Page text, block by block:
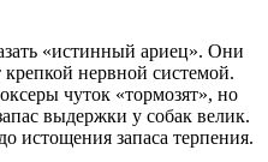
«истинный ариец». Они
нервной системой.
чуток «тормозят», но
выдержки у собак велик.
истощения запаса терпения.